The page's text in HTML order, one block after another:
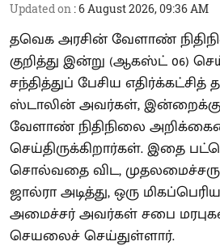
Updated on :6 August 2026, 09:36 AM
தவெக அரசின் வேளாண்
குறித்து இன்று (ஆகஸ்ட் 06)
சந்தித்துப் பேசிய
ஸ்டாலின் அவர்கள், இன்றைக்கு
வேளாண் நிதிநிலை
செய்திருக்கிறார்கள். இதை
சொல்வதை விட,
ஜால்ரா அடித்து, ஒரு
அமைச்சர் அவர்கள் சபை
செயலைச் செய்துள்ளார்.